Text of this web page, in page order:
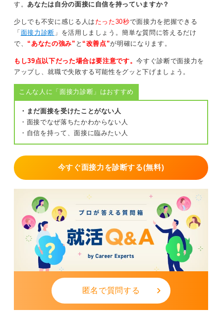
折り返すなら平日10～17時ごろがおすすめ
ただし、留守電の内容が簡潔で要件が読み取れない場合
や、翌日になっても連絡がない場合は、あなたから折り
その際は「先ほどお電話いただき、ありがとうございま
時間帯は、平日の10～17時の間が最も無難です。早朝・
昼休み直後・終業間際は避けると、担当者が落ち着いて
対応しやすくなります。
す。あなたは自分の面接に自信を持っていますか？
少しでも不安に感じる人は たった30秒で面接力を把握できる
「 面接力診断 」を活用しましょう。簡単な質問に答えるだけ
で、 “あなたの強み” と “改善点”が明確になります。
もし39点以下だった場合は要注意です。今すぐ診断で面接力を
アップし、就職で失敗する可能性をグッと下げましょう。
こんな人に「面接力診断」はおすすめ
・まだ面接を受けたことがない人
・面接でなぜ落ちたかわからない人
・自信を持って、面接に臨みたい人
今すぐ面接力を診断する(無料)
匿名で質問する